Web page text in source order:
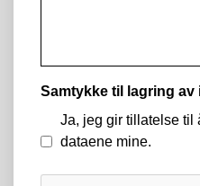
Samtykke til lagring av
Ja, jeg gir tillatelse til
dataene mine.